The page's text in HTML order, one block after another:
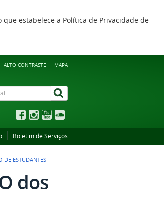
estabelece a Política de Privacidade de
ALTO CONTRASTE MAPA
Boletim de Serviços
DE ESTUDANTES
dos